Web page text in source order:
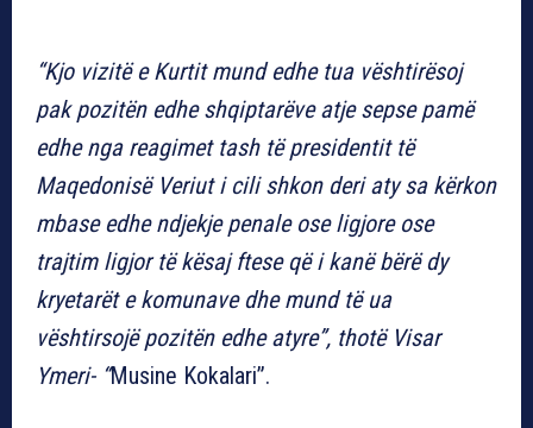
“Kjo vizitë e Kurtit mund edhe tua vështirësoj
pak pozitën edhe shqiptarëve atje sepse pamë
edhe nga reagimet tash të presidentit të
Maqedonisë Veriut i cili shkon deri aty sa kërkon
mbase edhe ndjekje penale ose ligjore ose
trajtim ligjor të kësaj ftese që i kanë bërë dy
kryetarët e komunave dhe mund të ua
vështirsojë pozitën edhe atyre”, thotë Visar
Ymeri- “Musine Kokalari”.